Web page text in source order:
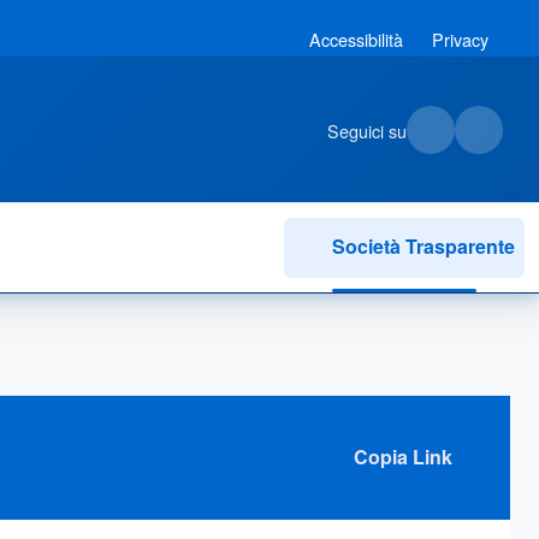
Accessibilità Privacy
Seguici su
Società Trasparente
Copia Link